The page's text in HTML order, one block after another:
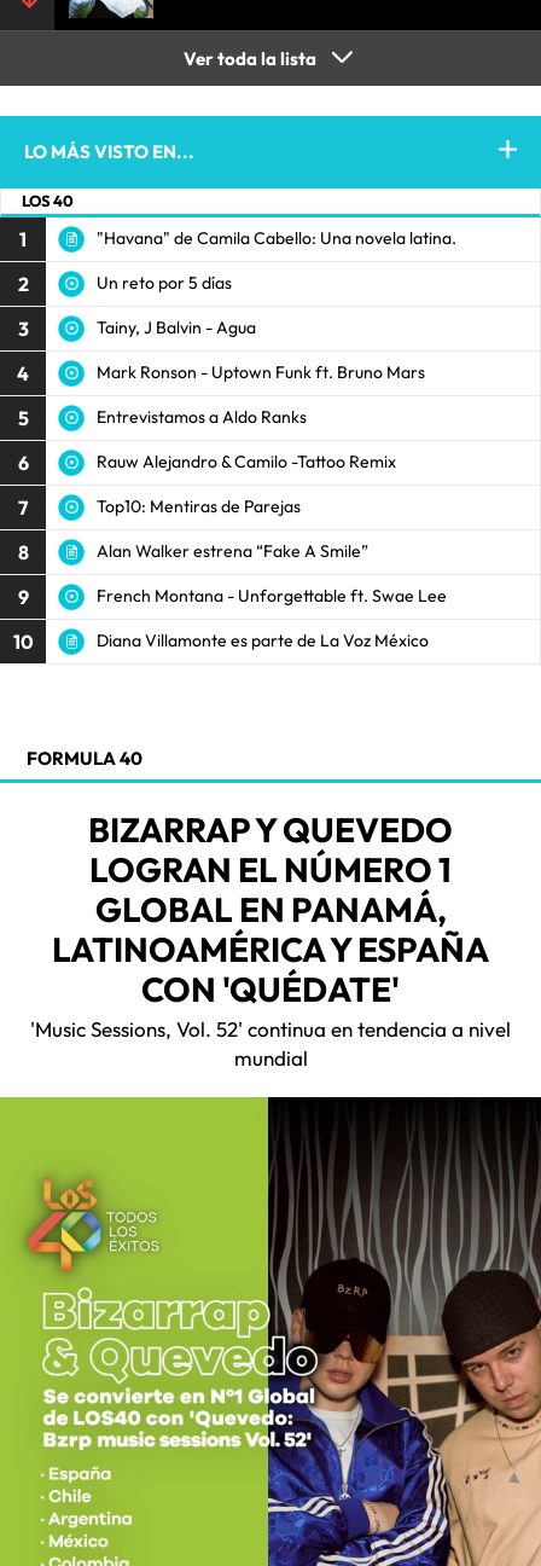
Ver toda la lista
LO MÁS VISTO EN...
LOS 40
1 "Havana" de Camila Cabello: Una novela latina.
2 Un reto por 5 días
3 Tainy, J Balvin - Agua
4 Mark Ronson - Uptown Funk ft. Bruno Mars
5 Entrevistamos a Aldo Ranks
6 Rauw Alejandro & Camilo -Tattoo Remix
7 Top10: Mentiras de Parejas
8 Alan Walker estrena “Fake A Smile”
9 French Montana - Unforgettable ft. Swae Lee
10 Diana Villamonte es parte de La Voz México
FORMULA 40
BIZARRAP Y QUEVEDO
LOGRAN EL NÚMERO 1
GLOBAL EN PANAMÁ,
LATINOAMÉRICA Y ESPAÑA
CON 'QUÉDATE'
'Music Sessions, Vol. 52' continua en tendencia a nivel
mundial